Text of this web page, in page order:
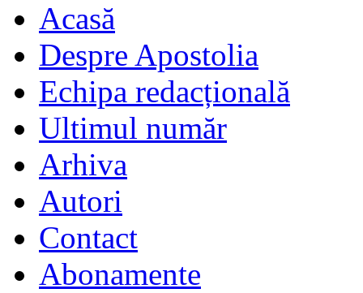
Acasă
Despre Apostolia
Echipa redacțională
Ultimul număr
Arhiva
Autori
Contact
Abonamente